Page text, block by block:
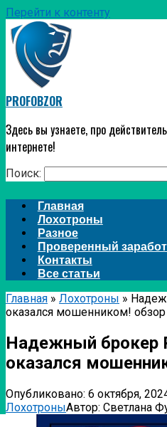
Перейти к контенту
PROFOBZOR
Здесь вы узнаете, про
интернете!
Поиск:
Главная
Лохотроны
Разное
Проверенный
Контакты
Все статьи
Главная » Лохотроны »
оказался мошенником! обзор
Надежный брокер
оказался
Опубликовано: 6 октября,
ЛохотроныАвтор: Светлана